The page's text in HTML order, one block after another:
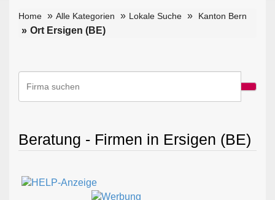
Home Alle Kategorien Lokale Suche Kanton Bern
Ort Ersigen (BE)
Beratung - Firmen in Ersigen (BE)